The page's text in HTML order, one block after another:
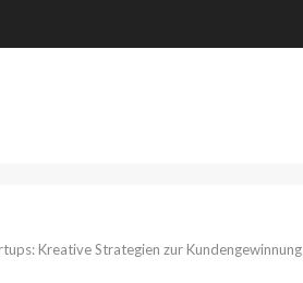
Kreative Strategien zur Kundengewinnung